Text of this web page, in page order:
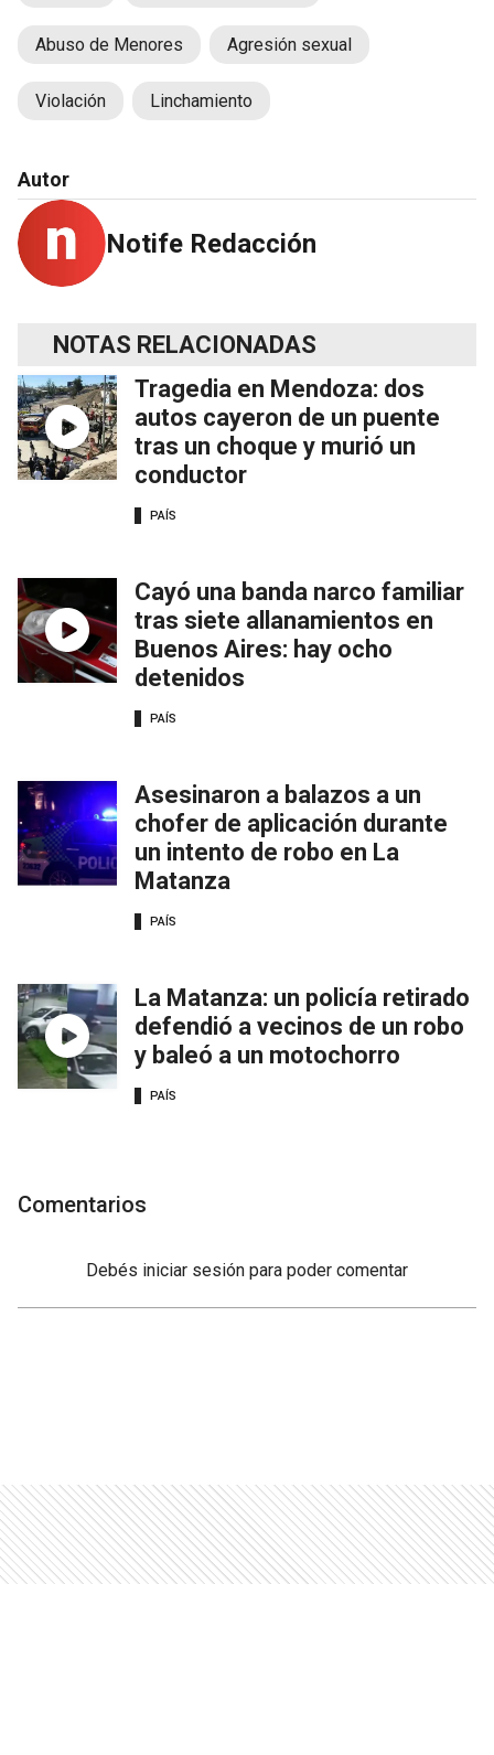
Abuso de Menores Agresión sexual
Violación Linchamiento
Autor
Notife Redacción
NOTAS RELACIONADAS
Tragedia en Mendoza: dos
autos cayeron de un puente
tras un choque y murió un
conductor
PAÍS
Cayó una banda narco familiar
tras siete allanamientos en
Buenos Aires: hay ocho
detenidos
PAÍS
Asesinaron a balazos a un
chofer de aplicación durante
un intento de robo en La
Matanza
PAÍS
La Matanza: un policía retirado
defendió a vecinos de un robo
y baleó a un motochorro
PAÍS
Comentarios
Debés iniciar sesión para poder comentar